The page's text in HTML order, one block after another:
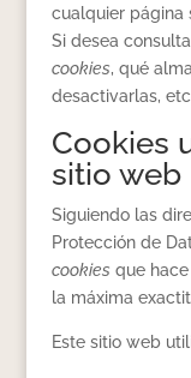
cualquier página
Si desea
cookies, qué
desactivarlas,
Cookies
sitio web
Siguiendo las
Protección de
cookies que
la máxima
Este sitio web